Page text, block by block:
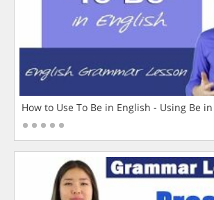
How to Use To Be in English - Using Be